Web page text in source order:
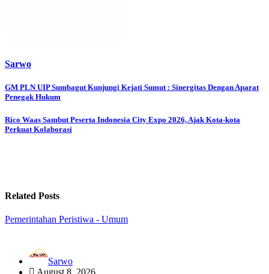
Sarwo
Post
navigation
GM PLN UIP Sumbagut Kunjungi Kejati Sumut : Sinergitas Dengan Aparat
Penegak Hukum
Rico Waas Sambut Peserta Indonesia City Expo 2026, Ajak Kota-kota
Perkuat Kolaborasi
Related Posts
Pemerintahan Peristiwa - Umum
Sarwo